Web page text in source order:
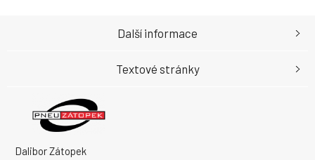
Dalibor Zátopek
Další informace
Textové stránky